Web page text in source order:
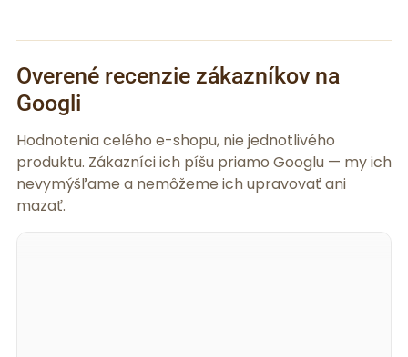
Overené recenzie zákazníkov na
Googli
Hodnotenia celého e-shopu, nie jednotlivého
produktu. Zákazníci ich píšu priamo Googlu — my ich
nevymýšľame a nemôžeme ich upravovať ani
mazať.